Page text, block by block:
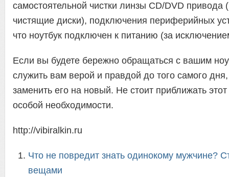
самостоятельной чистки линзы CD/DVD привода
чистящие диски), подключения периферийных
что ноутбук подключен к питанию (за
Если вы будете бережно обращаться с вашим
служить вам верой и правдой до того самого
заменить его на новый. Не стоит приближать
особой необходимости.
http://vibiralkin.ru
Что не повредит знать одинокому мужчине?
вещами